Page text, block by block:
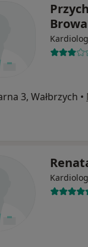
3, Wałbrzych •